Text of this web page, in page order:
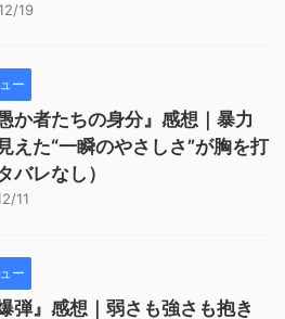
19
ー
か者たちの身分』感想｜暴力
えた“一瞬のやさしさ”が胸を打
バレなし）
11
ー
弾』感想｜弱さも強さも抱き